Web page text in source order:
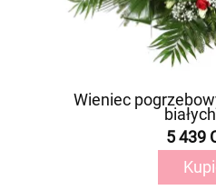
Wieniec
5 439